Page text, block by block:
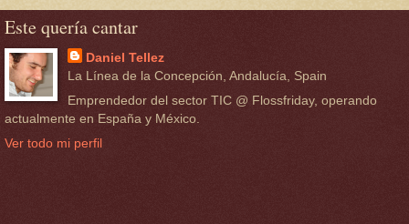
Este quería cantar
Daniel Tellez
La Línea de la Concepción, Andalucía, Spain
Emprendedor del sector TIC @ Flossfriday, operando
actualmente en España y México.
Ver todo mi perfil